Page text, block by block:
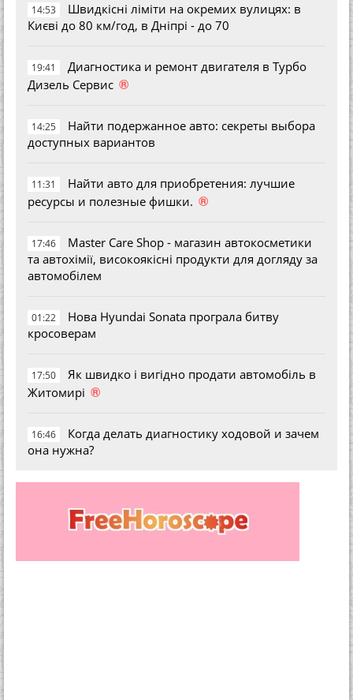
14:53
Швидкісні ліміти на окремих вулицях: в
Києві до 80 км/год, в Дніпрі - до 70
19:41
Диагностика и ремонт двигателя в Турбо
Дизель Сервис ®
14:25
Найти подержанное авто: секреты выбора
доступных вариантов
11:31
Найти авто для приобретения: лучшие
ресурсы и полезные фишки. ®
17:46
Master Care Shop - магазин автокосметики
та автохімії, високоякісні продукти для догляду за
автомобілем
01:22
Нова Hyundai Sonata програла битву
кросоверам
17:50
Як швидко і вигідно продати автомобіль в
Житомирі ®
16:46
Когда делать диагностику ходовой и зачем
она нужна?